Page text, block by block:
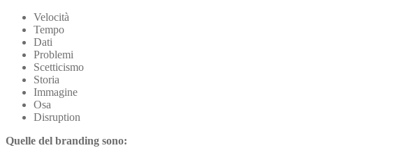
Velocità
Tempo
Dati
Problemi
Scetticismo
Storia
Immagine
Osa
Disruption
Quelle del branding sono: